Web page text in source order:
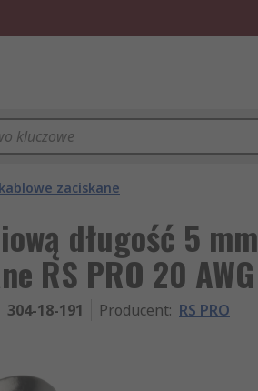
zaciskane
długość 5 mm
RS PRO 20 AWG
304-18-191 Producent: RS PRO